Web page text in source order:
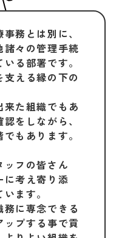
務とは別に、
々の管理手続
る部署です。
える縁の下の
た組織でもあ
をしながら、
もあります。
フの皆さん
に考え寄り添
ます。
に専念できる
ップする事で貢